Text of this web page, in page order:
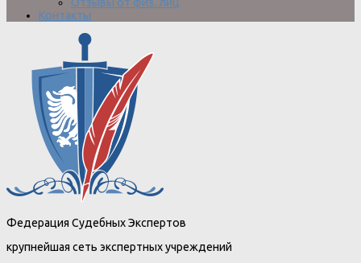
Отзывы от физ. лиц
Контакты
Федерация Судебных Экспертов
крупнейшая сеть экспертных учреждений